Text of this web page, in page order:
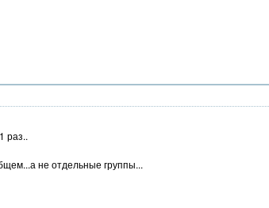
раз..
не отдельные группы...